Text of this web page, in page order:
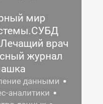
мир
Лечащий врач
журнал
данными
аналитики